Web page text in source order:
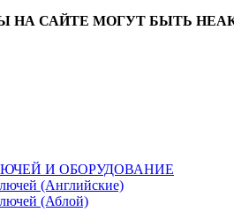
НА САЙТЕ МОГУТ БЫТЬ
И ОБОРУДОВАНИЕ
(Английские)
(Аблой)